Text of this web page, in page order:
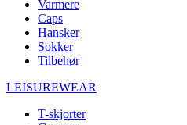
Varmere
Caps
Hansker
Sokker
Tilbehør
LEISUREWEAR
T-skjorter